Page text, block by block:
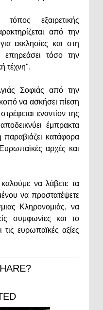
εξαιρετικής
από την
εκκλησίες και στη
επηρεάσει τόσο την
τέχνη".
Σοφιάς από την
να ασκήσει πίεση
εναντίον της
έμπρακτα
παραβιάζει κατάφορα
αρχές και
να λάβετε τα
να προστατέψετε
Κληρονομιάς, να
συμφωνίες και το
ευρωπαϊκές αξίες